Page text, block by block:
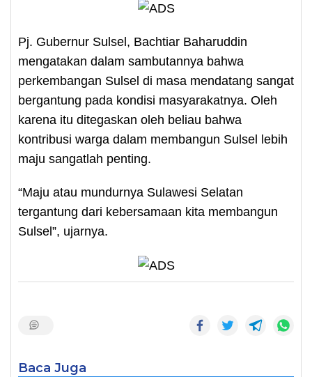
Pj. Gubernur Sulsel, Bachtiar Baharuddin
mengatakan dalam sambutannya bahwa
perkembangan Sulsel di masa mendatang sangat
bergantung pada kondisi masyarakatnya. Oleh
karena itu ditegaskan oleh beliau bahwa
kontribusi warga dalam membangun Sulsel lebih
maju sangatlah penting.
“Maju atau mundurnya Sulawesi Selatan
tergantung dari kebersamaan kita membangun
Sulsel”, ujarnya.
Baca Juga